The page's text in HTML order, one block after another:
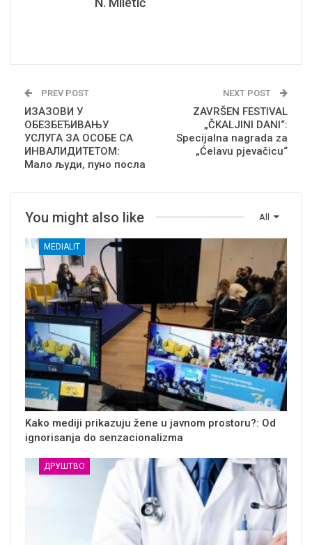
PREV POST
ИЗАЗОВИ У
ОБЕЗБЕЂИВАЊУ
УСЛУГА ЗА ОСОБЕ СА
ИНВАЛИДИТЕТОМ:
Мало људи, пуно посла
NEXT POST
ZAVRŠEN FESTIVAL
„ČKALJINI DANI“:
Specijalna nagrada za
„Ćelavu pjevačicu“
All
You might also like
MEDIALIT
Kako mediji prikazuju žene u javnom prostoru?: Od
ignorisanja do senzacionalizma
ДРУШТВО